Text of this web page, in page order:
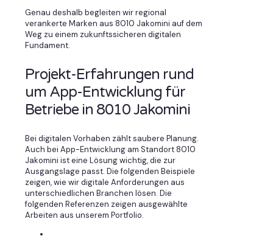
Genau deshalb begleiten wir regional
verankerte Marken aus 8010 Jakomini auf dem
Weg zu einem zukunftssicheren digitalen
Fundament.
Projekt-Erfahrungen rund
um App-Entwicklung für
Betriebe in 8010 Jakomini
Bei digitalen Vorhaben zählt saubere Planung.
Auch bei App-Entwicklung am Standort 8010
Jakomini ist eine Lösung wichtig, die zur
Ausgangslage passt. Die folgenden Beispiele
zeigen, wie wir digitale Anforderungen aus
unterschiedlichen Branchen lösen. Die
folgenden Referenzen zeigen ausgewählte
Arbeiten aus unserem Portfolio.